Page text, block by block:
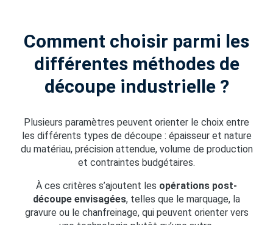
Comment choisir parmi les
différentes méthodes de
découpe industrielle ?
Plusieurs paramètres peuvent orienter le choix entre
les différents types de découpe : épaisseur et nature
du matériau, précision attendue, volume de production
et contraintes budgétaires.
À ces critères s’ajoutent les opérations post-
découpe envisagées, telles que le marquage, la
gravure ou le chanfreinage, qui peuvent orienter vers